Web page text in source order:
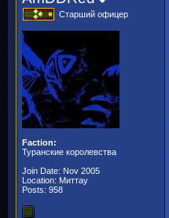
Старший офицер
Faction:
Туранские королевства
Join Date: Nov 2005
Location: Миттау
Posts: 958